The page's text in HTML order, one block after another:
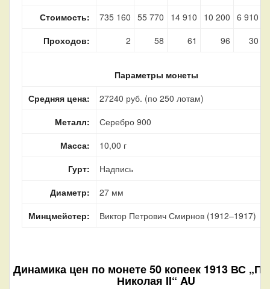
Стоимость:
735 160 55 770 14 910 10 200 6 910
Проходов:
2 58 61 96 30
Параметры монеты
Средняя цена:
27240 руб. (по 250 лотам)
Металл:
Серебро 900
Масса:
10,00 г
Гурт:
Надпись
Диаметр:
27 мм
Минцмейстер:
Виктор Петрович Смирнов (1912–1917)
Динамика цен по монете50 копеек 1913 ВС
Николая II“ AU